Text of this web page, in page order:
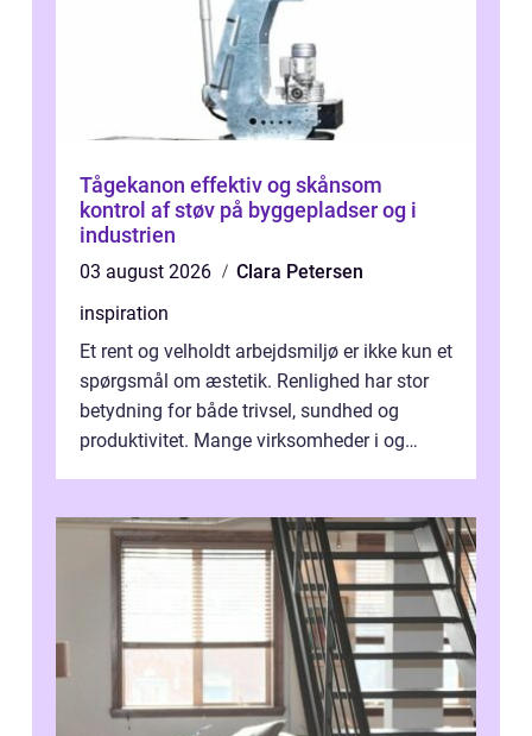
Tågekanon effektiv og skånsom
kontrol af støv på byggepladser og i
industrien
03 august 2026
Clara Petersen
inspiration
Et rent og velholdt arbejdsmiljø er ikke kun et
spørgsmål om æstetik. Renlighed har stor
betydning for både trivsel, sundhed og
produktivitet. Mange virksomheder i og